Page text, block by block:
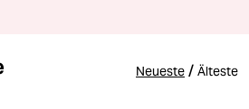
Neueste / Älteste